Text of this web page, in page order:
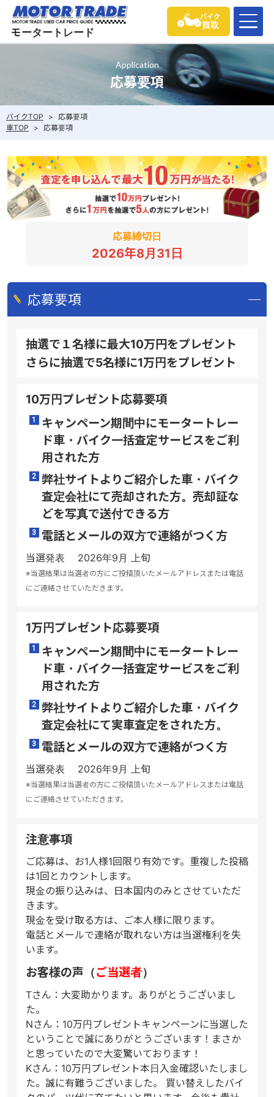
モータートレード
バイク
買取
Application
応募要項
バイクTOP >
応募要項
車TOP
> 応募要項
応募締切日
2026年8月31日
応募要項
抽選で１名様に最大10万円をプレゼント
さらに抽選で5名様に1万円をプレゼント
10万円プレゼント応募要項
キャンペーン期間中にモータートレー
ド車・バイク一括査定サービスをご利
用された方
弊社サイトよりご紹介した車・バイク
査定会社にて売却された方。売却証な
どを写真で送付できる方
電話とメールの双方で連絡がつく方
当選発表 2026年9月 上旬
※当選結果は当選者の方にご投稿頂いたメールアドレスまたは電話
にご連絡させていただきます。
1万円プレゼント応募要項
キャンペーン期間中にモータートレー
ド車・バイク一括査定サービスをご利
用された方
弊社サイトよりご紹介した車・バイク
査定会社にて実車査定をされた方。
電話とメールの双方で連絡がつく方
当選発表 2026年9月 上旬
※当選結果は当選者の方にご投稿頂いたメールアドレスまたは電話
にご連絡させていただきます。
注意事項
ご応募は、お1人様1回限り有効です。重複した投稿
は1回とカウントします。
現金の振り込みは、日本国内のみとさせていただ
きます。
現金を受け取る方は、ご本人様に限ります。
電話とメールで連絡が取れない方は当選権利を失
います。
お客様の声（ご当選者）
Tさん：大変助かります。ありがとうございまし
た。
Nさん：10万円プレゼントキャンペーンに当選した
ということで誠にありがとうございます！まさか
と思っていたので大変驚いております！
Kさん：10万円プレゼント本日入金確認いたしまし
た。誠に有難うございました。 買い替えしたバイ